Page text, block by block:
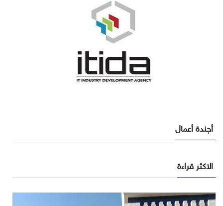
أجندة أعمال
الاكثر قراءة